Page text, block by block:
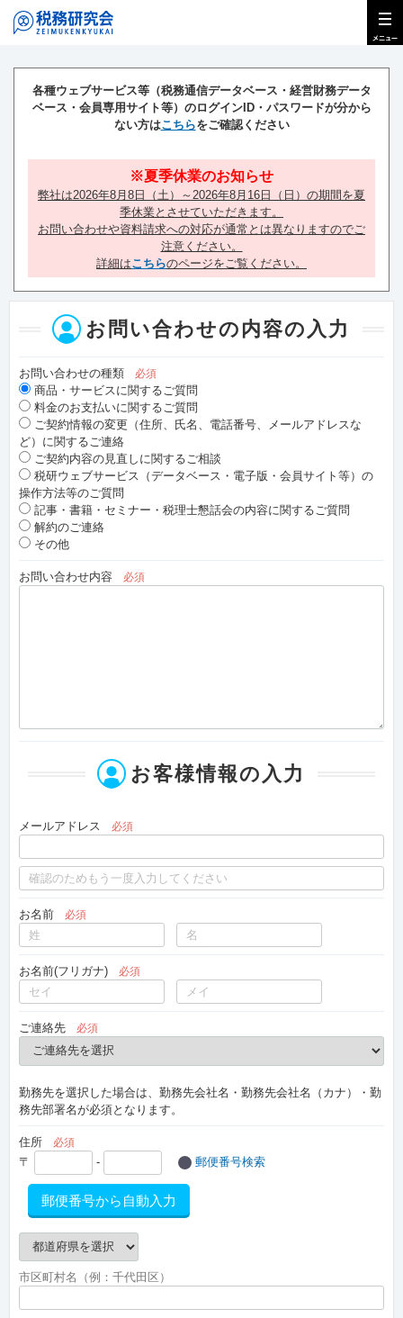
各種ウェブサービス等（税務通信データベース・経営財務データ
ベース・会員専用サイト等）のログインID・パスワードが分から
ない方はこちらをご確認ください
※夏季休業のお知らせ
弊社は2026年8月8日（土）～2026年8月16日（日）の期間を夏
季休業とさせていただきます。
お問い合わせや資料請求への対応が通常とは異なりますのでご
注意ください。
詳細はこちらのページをご覧ください。
お問い合わせの内容の入力
お問い合わせの種類 必須
商品・サービスに関するご質問
料金のお支払いに関するご質問
ご契約情報の変更（住所、氏名、電話番号、メールアドレスな
ど）に関するご連絡
ご契約内容の見直しに関するご相談
税研ウェブサービス（データベース・電子版・会員サイト等）の
操作方法等のご質問
記事・書籍・セミナー・税理士懇話会の内容に関するご質問
解約のご連絡
その他
お問い合わせ内容 必須
お客様情報の入力
メールアドレス 必須
お名前 必須
お名前(フリガナ) 必須
ご連絡先 必須
勤務先を選択した場合は、勤務先会社名・勤務先会社名（カナ）・勤
務先部署名が必須となります。
住所 必須
〒 - 郵便番号検索
郵便番号から自動入力
市区町村名（例：千代田区）